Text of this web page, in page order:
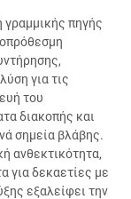
γραμμικής πηγής
για τις
του
διακοπής και
σημεία βλάβης.
ανθεκτικότητα,
για δεκαετίες με
εξαλείφει την